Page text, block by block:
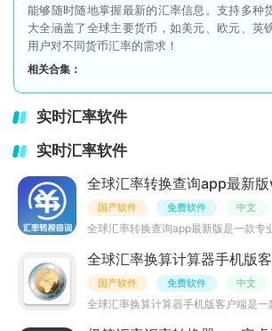
能够随时随地掌握最新的汇率信息。支持多种
大全涵盖了全球主要货币，如美元、欧元、英
用户对不同货币汇率的需求！
相关合集：
实时汇率软件
实时汇率软件
国产软件 免费软件 中文
国产软件 免费软件 中文